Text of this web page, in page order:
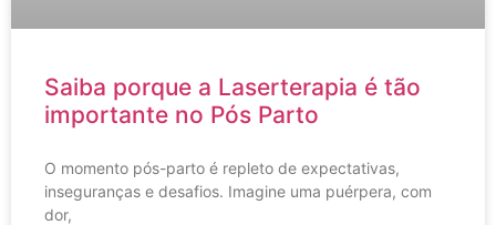
Saiba porque a Laserterapia é tão
importante no Pós Parto
O momento pós-parto é repleto de expectativas,
inseguranças e desafios. Imagine uma puérpera, com
dor,